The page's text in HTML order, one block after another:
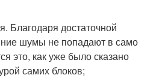
Дом из бруса
Благодаря достаточной
шумы не попадают в само
это, как уже было сказано
самих блоков;